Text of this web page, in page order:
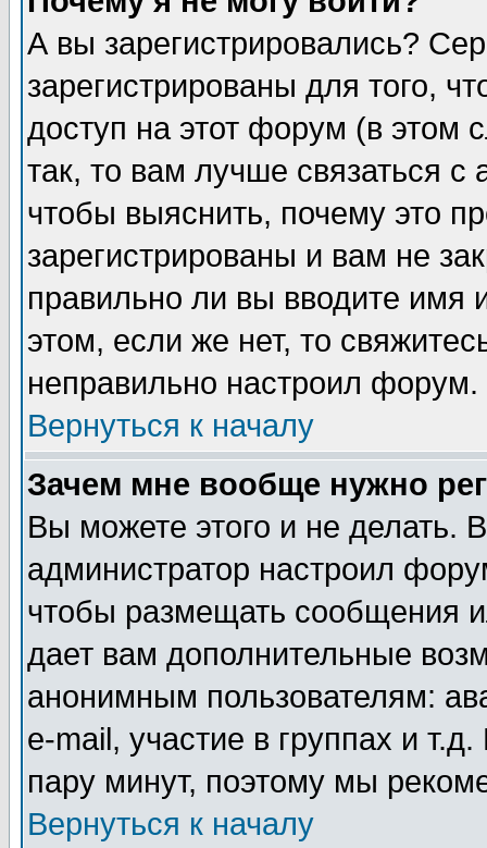
А вы зарегистрировались?
зарегистрированы для того,
доступ на этот форум (в этом
так, то вам лучше связаться
чтобы выяснить, почему это
зарегистрированы и вам не
правильно ли вы вводите
этом, если же нет, то
неправильно настроил форум.
Вернуться к началу
Зачем мне вообще нужно
Вы можете этого и не делать.
администратор настроил
чтобы размещать сообщения
дает вам дополнительные
анонимным пользователям:
e-mail, участие в группах и
пару минут, поэтому мы
Вернуться к началу